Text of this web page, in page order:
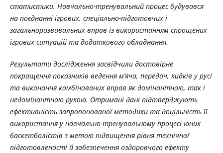
статистики. Навчально-тренувальний процес будувався
на поєднанні ігрових, спеціально-підготовчих і
загальнорозвивальних вправ із використанням спрощених
ігрових ситуацій та додаткового обладнання.
Результати дослідження засвідчили достовірне
покращення показників ведення м’яча, передач, кидків у русі
та виконання комбінованих вправ як домінантною, так і
недомінантною рукою. Отримані дані підтверджують
ефективність запропонованої методики та доцільність її
використання у навчально-тренувальному процесі юних
баскетболістів з метою підвищення рівня технічної
підготовленості й забезпечення оздоровчого ефекту